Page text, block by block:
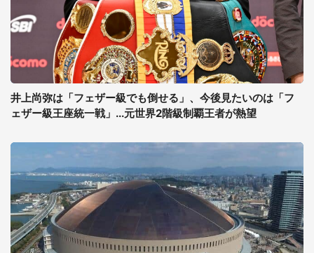
井上尚弥は「フェザー級でも倒せる」、今後見たいのは「フ
ェザー級王座統一戦」...元世界2階級制覇王者が熱望